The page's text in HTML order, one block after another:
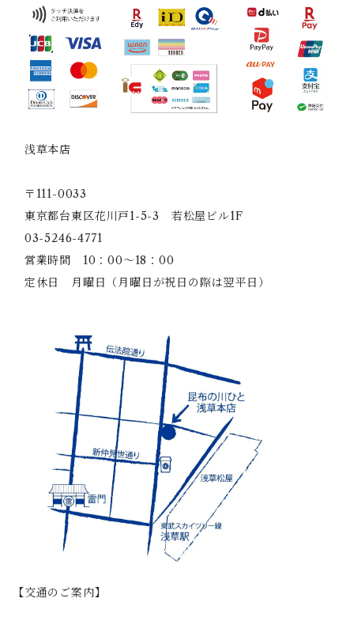
浅草本店
〒111-0033
東京都台東区花川戸1-5-3 若松屋ビル1F
03-5246-4771
営業時間 10：00～18：00
定休日 月曜日（月曜日が祝日の際は翌平日）
【交通のご案内】